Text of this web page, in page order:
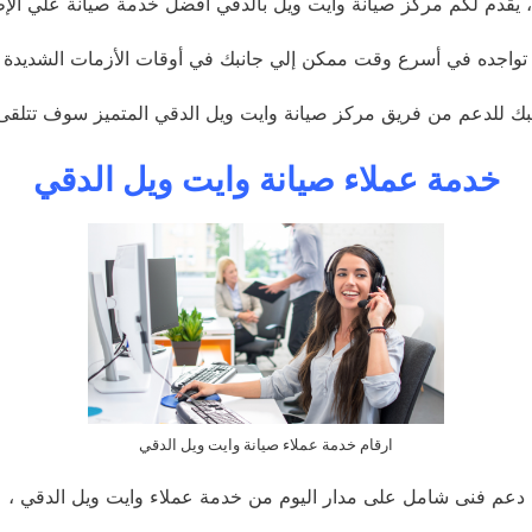
في أسرع وقت ممكن إلي جانبك في أوقات الأزمات الشديدة
للدعم من فريق مركز صيانة وايت ويل الدقي المتميز سوف تتلقى
خدمة عملاء صيانة وايت ويل الدقي
ارقام خدمة عملاء صيانة وايت ويل الدقي
دعم فنى شامل على مدار اليوم من خدمة عملاء وايت ويل الدقي ،